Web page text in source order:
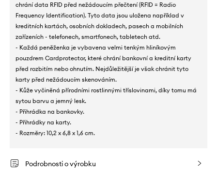
chrání data RFID před nežádoucím přečtení (RFID = Radio
Frequency Identification). Tyto data jsou uložena například v
kreditních kartách, osobních dokladech, pasech a mobilních
zařízeních - telefonech, smartfonech, tabletech atd.
- Každá peněženka je vybavena velmi tenkým hliníkovým
pouzdrem Cardprotector, které chrání bankovní a kreditní karty
před rozbitím nebo ohnutím. Nejdůležitější je však chránit tyto
karty před nežádoucím skenováním.
- Kůže vyčiněná přírodními rostlinnými tříslovinami, díky tomu má
sytou barvu a jemný lesk.
- Přihrádka na bankovky.
- Přihrádky na karty.
- Rozměry: 10,2 x 6,8 x 1,6 cm.
Podrobnosti o výrobku